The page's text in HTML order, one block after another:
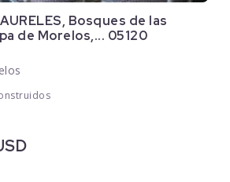
Bosques de las
de Morelos,... 05120